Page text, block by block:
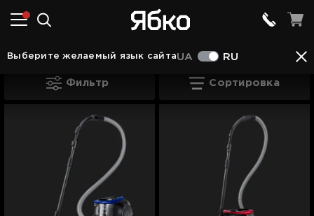
Выберите желаемый язык сайтаUA RU
Пылесосы в Нововолынске Пылесосы
Пылесосы Samsung в Нововолынске
Фильтр Сортировка